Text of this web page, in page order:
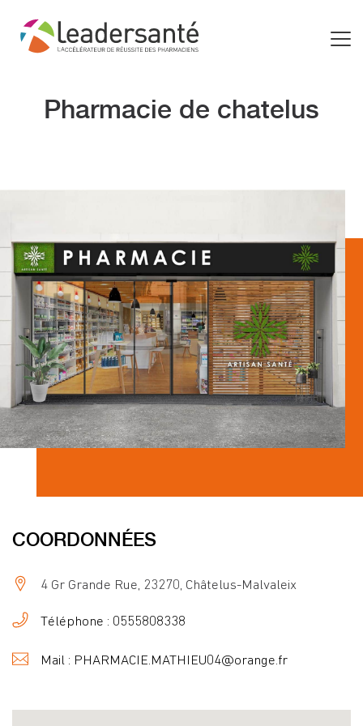
Pharmacie de chatelus
COORDONNÉES
4 Gr Grande Rue, 23270, Châtelus-Malvaleix
Téléphone : 0555808338
Mail : PHARMACIE.MATHIEU04@orange.fr